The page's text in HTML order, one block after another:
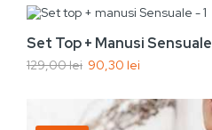
-30%
Nou
Set Top + Manusi Sensuale
129,00 lei 90,30 lei